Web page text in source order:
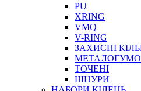
ПІСТОЛЕТИ
НАСОСИ ТА ПОМПИ
PU
XRING
VMQ
V-RING
ЗАХИСНІ
ТОЧЕНІ
ШНУРИ